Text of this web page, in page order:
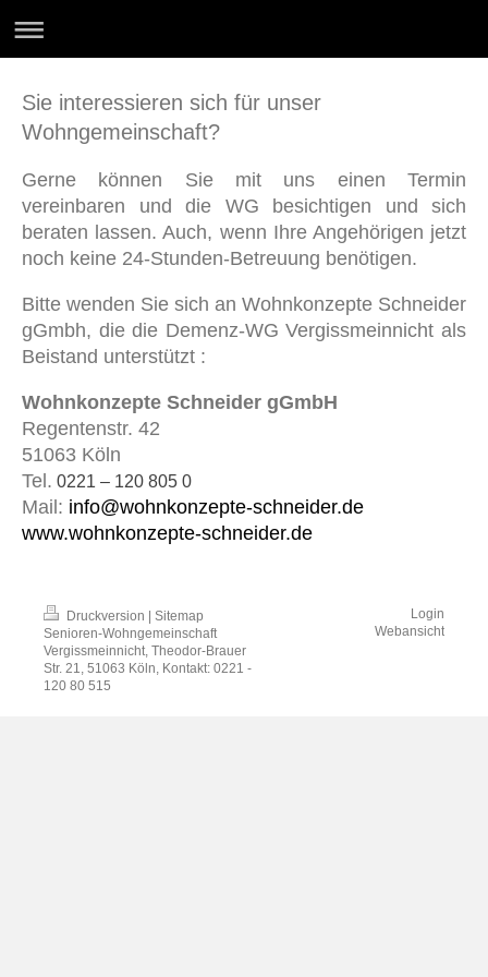
Sie interessieren sich für unser
Wohngemeinschaft?
Gerne können Sie mit uns einen Termin
vereinbaren und die WG besichtigen und sich
beraten lassen. Auch, wenn Ihre Angehörigen jetzt
noch keine 24-Stunden-Betreuung benötigen.
Bitte wenden Sie sich an Wohnkonzepte Schneider
gGmbh, die die Demenz-WG Vergissmeinnicht als
Beistand unterstützt :
Wohnkonzepte Schneider gGmbH
Regentenstr. 42
51063 Köln
Tel. 0221 – 120 805 0
Mail: info@wohnkonzepte-schneider.de
www.wohnkonzepte-schneider.de
Druckversion
Sitemap
Senioren-Wohngemeinschaft
Vergissmeinnicht, Theodor-Brauer
Str. 21, 51063 Köln, Kontakt: 0221 -
120 80 515
Login
Webansicht